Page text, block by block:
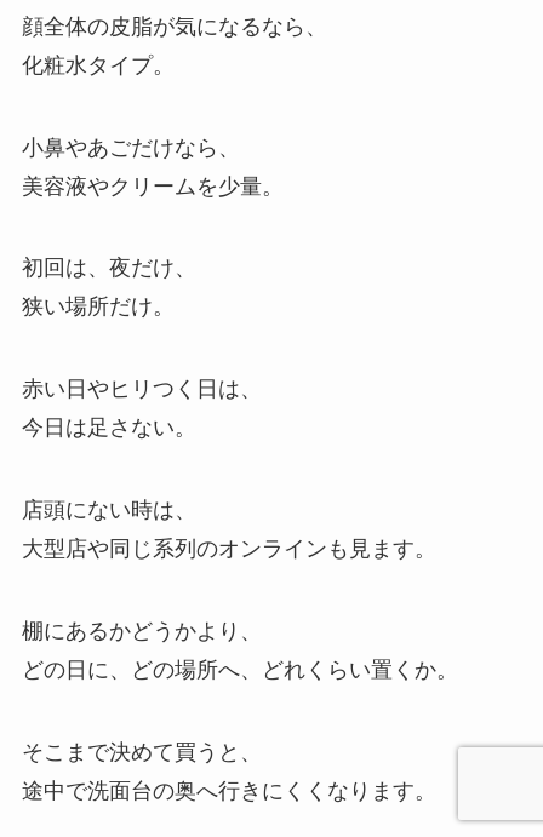
顔全体の皮脂が気になるなら、
化粧水タイプ。
小鼻やあごだけなら、
美容液やクリームを少量。
初回は、夜だけ、
狭い場所だけ。
赤い日やヒリつく日は、
今日は足さない。
店頭にない時は、
大型店や同じ系列のオンラインも見ます。
棚にあるかどうかより、
どの日に、どの場所へ、どれくらい置くか。
そこまで決めて買うと、
途中で洗面台の奥へ行きにくくなります。